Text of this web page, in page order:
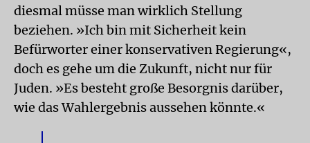
diesmal müsse man wirklich Stellung
beziehen. »Ich bin mit Sicherheit kein
Befürworter einer konservativen Regierung«,
doch es gehe um die Zukunft, nicht nur für
Juden. »Es besteht große Besorgnis darüber,
wie das Wahlergebnis aussehen könnte.«